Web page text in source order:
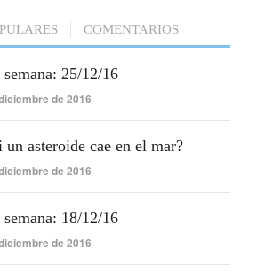
COMENTARIOS
25/12/16
de 2016
un asteroide cae en el mar?
de 2016
18/12/16
de 2016